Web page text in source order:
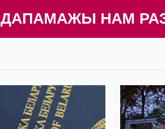
ДАПАМАЖЫ НАМ